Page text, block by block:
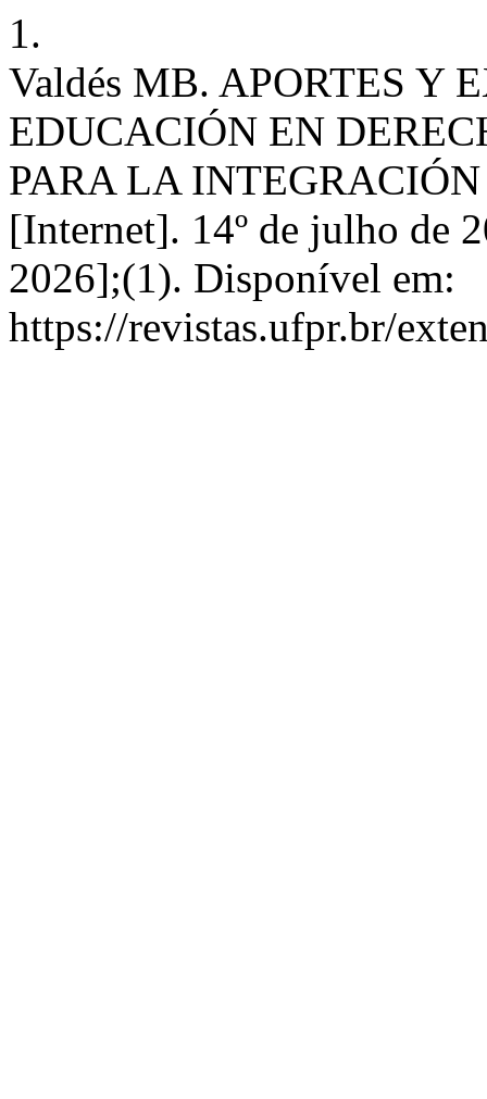
1.
Valdés MB. APORTES Y
EDUCACIÓN EN
PARA LA
[Internet]. 14º de julho de
2026];(1). Disponível em:
https://revistas.ufpr.br/